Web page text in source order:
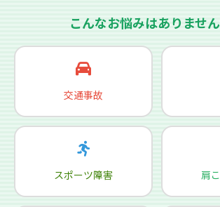
こんなお悩みはありませ
交通事故
スポーツ障害 肩